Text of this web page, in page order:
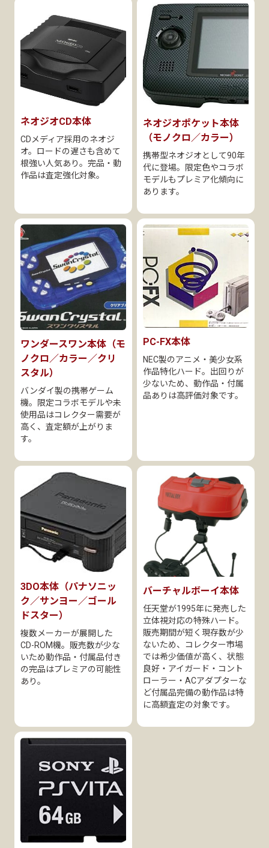
ネオジオCD本体
CDメディア採用のネオジ
オ。ロードの遅さも含めて
根強い人気あり。完品・動
作品は査定強化対象。
ネオジオポケット本体
（モノクロ／カラー）
携帯型ネオジオとして90年
代に登場。限定色やコラボ
モデルもプレミア化傾向に
あります。
ワンダースワン本体（モ
ノクロ／カラー／クリ
スタル）
バンダイ製の携帯ゲーム
機。限定コラボモデルや未
使用品はコレクター需要が
高く、査定額が上がりま
す。
PC-FX本体
NEC製のアニメ・美少女系
作品特化ハード。出回りが
少ないため、動作品・付属
品ありは高評価対象です。
3DO本体（パナソニッ
ク／サンヨー／ゴール
ドスター）
複数メーカーが展開した
CD-ROM機。販売数が少な
いため動作品・付属品付き
の完品はプレミアの可能性
あり。
バーチャルボーイ本体
任天堂が1995年に発売した
立体視対応の特殊ハード。
販売期間が短く現存数が少
ないため、コレクター市場
では希少価値が高く、状態
良好・アイガード・コント
ローラー・ACアダプターな
ど付属品完備の動作品は特
に高額査定の対象です。